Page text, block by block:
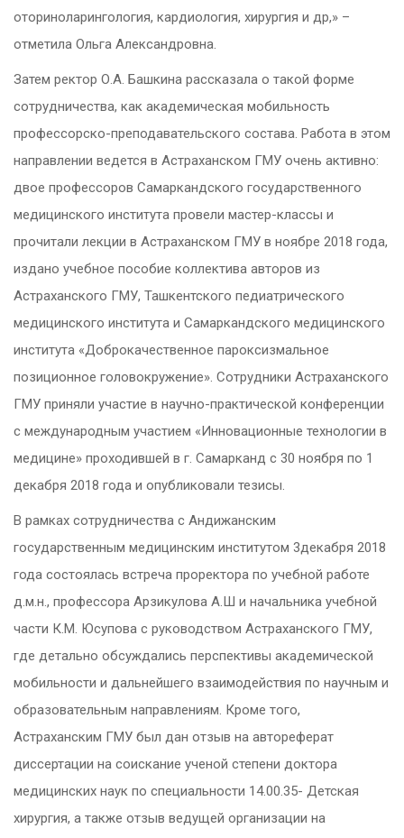
оториноларингология, кардиология, хирургия и др,» –
отметила Ольга Александровна.
Затем ректор О.А. Башкина рассказала о такой форме
сотрудничества, как академическая мобильность
профессорско-преподавательского состава. Работа в этом
направлении ведется в Астраханском ГМУ очень активно:
двое профессоров Самаркандского государственного
медицинского института провели мастер-классы и
прочитали лекции в Астраханском ГМУ в ноябре 2018 года,
издано учебное пособие коллектива авторов из
Астраханского ГМУ, Ташкентского педиатрического
медицинского института и Самаркандского медицинского
института «Доброкачественное пароксизмальное
позиционное головокружение». Сотрудники Астраханского
ГМУ приняли участие в научно-практической конференции
с международным участием «Инновационные технологии в
медицине» проходившей в г. Самарканд с 30 ноября по 1
декабря 2018 года и опубликовали тезисы.
В рамках сотрудничества с Андижанским
государственным медицинским институтом 3декабря 2018
года состоялась встреча проректора по учебной работе
д.м.н., профессора Арзикулова А.Ш и начальника учебной
части К.М. Юсупова с руководством Астраханского ГМУ,
где детально обсуждались перспективы академической
мобильности и дальнейшего взаимодействия по научным и
образовательным направлениям. Кроме того,
Астраханским ГМУ был дан отзыв на автореферат
диссертации на соискание ученой степени доктора
медицинских наук по специальности 14.00.35- Детская
хирургия, а также отзыв ведущей организации на